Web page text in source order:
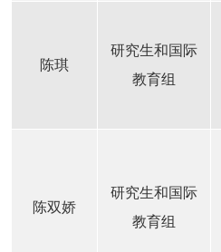
陈琪
研究生和国际
教育组
陈双娇
研究生和国际
教育组